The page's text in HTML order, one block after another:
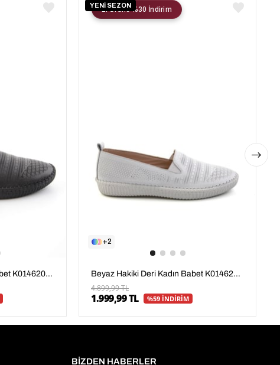
Siyah Hakiki Deri Kadın Babet K01462025103
YENİ SEZON
2
Beyaz Hakiki Deri Kadın Babet K01462025103
4.899,99 TL
1.999,99 TL %59 İNDİRİM
2. Ürüne %30 İndirim
BİZDEN HABERLER